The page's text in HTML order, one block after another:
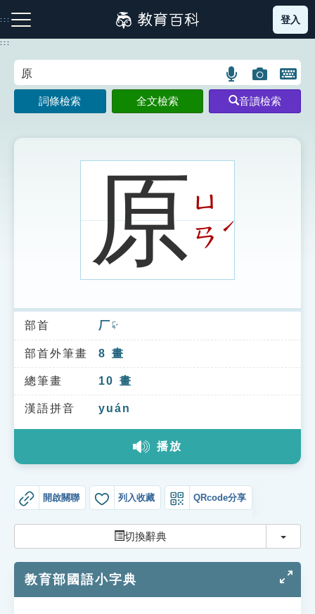
到
主
:::
注音索引圖示 筆畫索引圖示 部首索引表圖示
索引選單
知識索引
單字索引
生命大百科索引
教學應用
貓頭鷹博士
登入
:::
語
言
搜
示
圖
片
搜
開
鍵
圖
詞條檢索 全文檢索 音讀檢索
原ㄩ
ㄢˊ
部首 厂 ㄏㄢˇ
部首外筆畫 8 畫
總筆畫 10 畫
漢語拼音 yuán
播放
開啟關聯 列入收藏 QRcode分享
切換辭典 切換
教育部國語小字典